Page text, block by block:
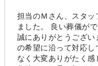
担当のＭさん、スタッ
ました。 良い葬儀が
誠にありがとうござ
の希望に沿って対応し
なく大変ありがたく